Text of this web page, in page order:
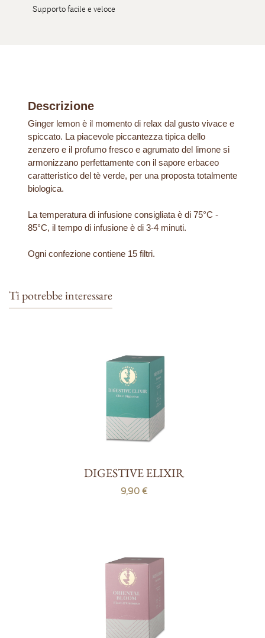
Supporto facile e veloce
Descrizione
Ginger lemon è il momento di relax dal gusto vivace e
spiccato. La piacevole piccantezza tipica dello
zenzero e il profumo fresco e agrumato del limone si
armonizzano perfettamente con il sapore erbaceo
caratteristico del tè verde, per una proposta totalmente
biologica.
La temperatura di infusione consigliata è di 75°C -
85°C, il tempo di infusione è di 3-4 minuti.
Ogni confezione contiene 15 filtri.
Ti potrebbe interessare
DIGESTIVE ELIXIR
9,90 €